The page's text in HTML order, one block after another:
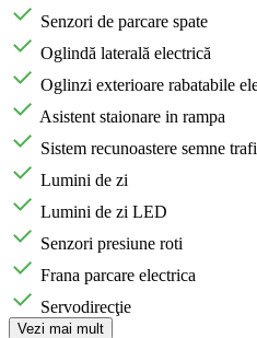
Senzori de parcare spate
Oglindă laterală electrică
Oglinzi exterioare rabatabile
Asistent staionare in rampa
Sistem recunoastere semne
Lumini de zi
Lumini de zi LED
Senzori presiune roti
Frana parcare electrica
Servodirecţie
Vezi mai mult